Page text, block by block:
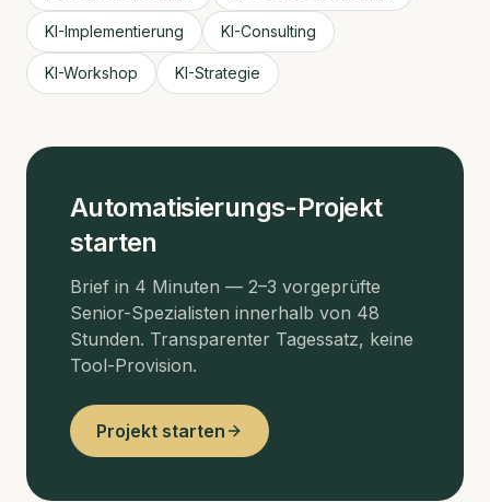
KI-Implementierung KI-Consulting
KI-Workshop KI-Strategie
Automatisierungs-Projekt
starten
Brief in 4 Minuten — 2–3 vorgeprüfte
Senior-Spezialisten innerhalb von 48
Stunden. Transparenter Tagessatz, keine
Tool-Provision.
Projekt starten